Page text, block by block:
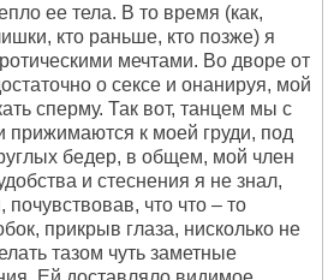
ее тела. В то время (как,
кто раньше, кто позже) я
мечтами. Во дворе от
о сексе и онанируя, мой
сперму. Так вот, танцем мы с
прижимаются к моей груди, под
бедер, в общем, мой член
и стеснения я не знал,
что что – то
прикрыв глаза, нисколько не
тазом чуть заметные